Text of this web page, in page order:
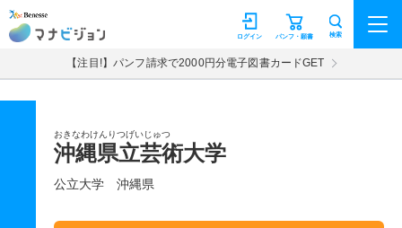
マナビジョン パンフ・願書
ログイン 検索
【注目!】パンフ請求で2000円分電子図書カードGET
おきなわけんりつげいじゅつ
沖縄県立芸術大学
公立大学 沖縄県